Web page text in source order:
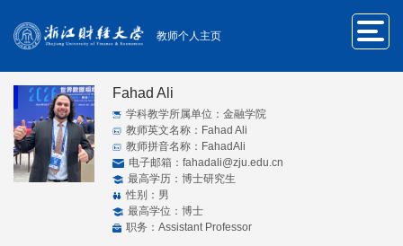
教师个人主页
Fahad Ali
学科教学所属单位：金融学院
教师英文名称：Fahad Ali
教师拼音名称：FahadAli
电子邮箱： fahadali@zju.edu.cn
最高学历：博士研究生
性别：男
最高学位：博士
职务：Assistant Professor